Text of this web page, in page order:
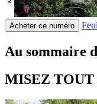
Acheter ce numéro
Au sommaire
MISEZ